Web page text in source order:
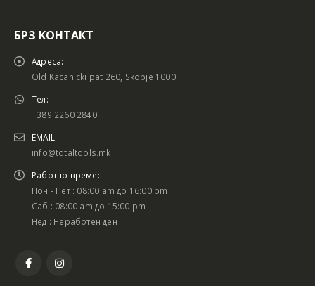
БРЗ КОНТАКТ
Адреса:
Old Kacanicki pat 260, Skopje 1000
Тел:
+389 2260 2840
EMAIL:
info@totaltools.mk
Работно време:
Пон - Пет : 08:00 am до 16:00 pm
Саб : 08:00 am до 15:00 pm
Нед : Неработен ден